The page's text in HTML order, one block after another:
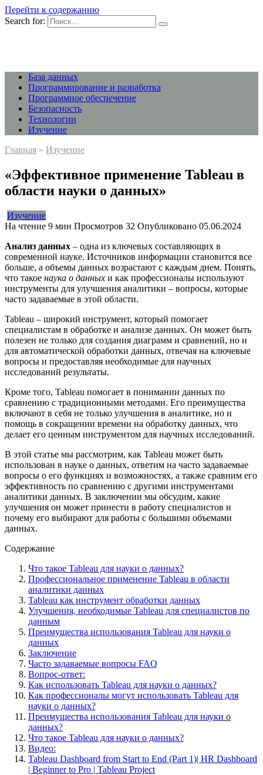
Перейти к содержанию
Search for:
База данных
Программирование и разработка
Программное обеспечение
Безопасность
Технологии
Изучение
Главная » Изучение
«Эффективное применение Tableau в
области науки о данных»
Изучение
На чтение 9 мин Просмотров 32 Опубликовано 05.06.2024
Анализ данных – одна из ключевых составляющих в
современной науке. Источников информации становится все
больше, а объемы данных возрастают с каждым днем. Понять,
что такое наука о данных и как профессионалы используют
инструменты для улучшения аналитики – вопросы, которые
часто задаваемые в этой области.
Tableau – широкий инструмент, который помогает
специалистам в обработке и анализе данных. Он может быть
полезен не только для создания диаграмм и сравнений, но и
для автоматической обработки данных, отвечая на ключевые
вопросы и предоставляя необходимые для научных
исследований результаты.
Кроме того, Tableau помогает в понимании данных по
сравнению с традиционными методами. Его преимущества
включают в себя не только улучшения в аналитике, но и
помощь в сокращении времени на обработку данных, что
делает его ценным инструментом для научных исследований.
В этой статье мы рассмотрим, как Tableau может быть
использован в науке о данных, ответим на часто задаваемые
вопросы о его функциях и возможностях, а также сравним его
эффективность по сравнению с другими инструментами
аналитики данных. В заключении мы обсудим, какие
улучшения он может принести в работу специалистов и
почему его выбирают для работы с большими объемами
данных.
Содержание
Что такое Tableau для науки о данных?
Профессиональное применение Tableau в области
аналитики данных
Tableau как инструмент обработки данных
Улучшения, необходимые Tableau для специалистов по
данным
Преимущества использования Tableau для науки о
данных
Заключение
Часто задаваемые вопросы FAQ
Вопрос-ответ:
Как использовать Tableau для науки о данных?
Как профессионалы могут использовать Tableau для
науки о данных?
Преимущества использования Tableau для науки о
данных?
Что такое Tableau для науки о данных?
Видео:
Tableau Dashboard from Start to End (Part 1)| HR Dashboard
| Beginner to Pro | Tableau Project